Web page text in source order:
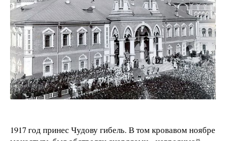
1917 год принес Чудову гибель. В том кровавом ноябре